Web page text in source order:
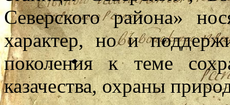
Северского района»
характер, но и
поколения к теме
казачества, охраны